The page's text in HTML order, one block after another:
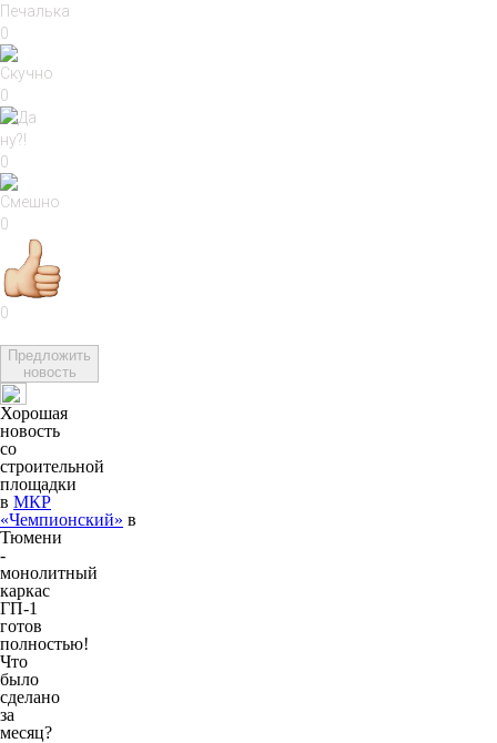
0
0
0
0
0
Предложить
новость
Хорошая
новость
со
строительной
площадки
в МКР
«Чемпионский» в
Тюмени
-
монолитный
каркас
ГП-1
готов
полностью!
Что
было
сделано
за
месяц?